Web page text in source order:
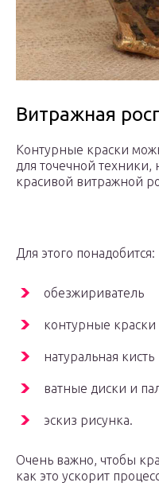
Витражная
Контурные краски
для точечной
красивой витражной
Для этого понадобится:
обезжириватель
контурные краски
натуральная кисть
ватные диски и
эскиз рисунка.
Очень важно, чтобы
как это ускорит